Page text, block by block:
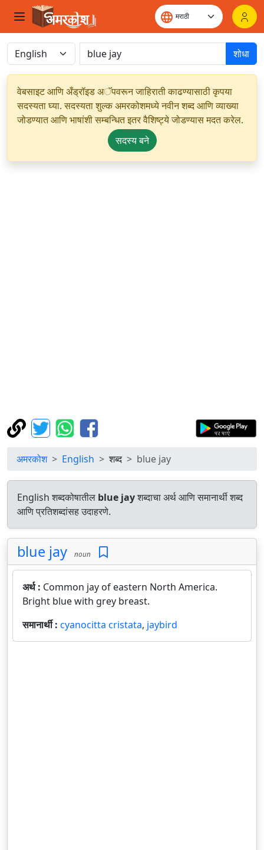
शोधा
वेबसाइट आणि अँड्रॉइड अॅपवरून जाहिराती काढण्यासाठी कृपया
सदस्यता घ्या. सदस्यता शुल्क अमरकोशमध्ये नवीन शब्द आणि व्याख्या
जोडण्यात आणि भाषांशी सम्बन्धित इतर वैशिष्ट्ये जोडण्यास मदत करेल.
सदस्य बने
अमरकोश English शब्द blue jay
English शब्दकोषातील blue jayशब्दाचा अर्थ आणि समानार्थी शब्द
आणि प्रतिशब्दांसह उदाहरणे.
blue jay noun
अर्थ : Common jay of eastern North America.
Bright blue with grey breast.
समानार्थी : cyanocitta cristata, jaybird